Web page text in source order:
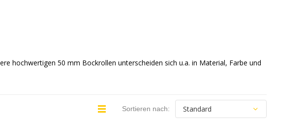
hochwertigen 50 mm Bockrollen unterscheiden sich u.a. in Material, Farbe und
Sortieren nach: